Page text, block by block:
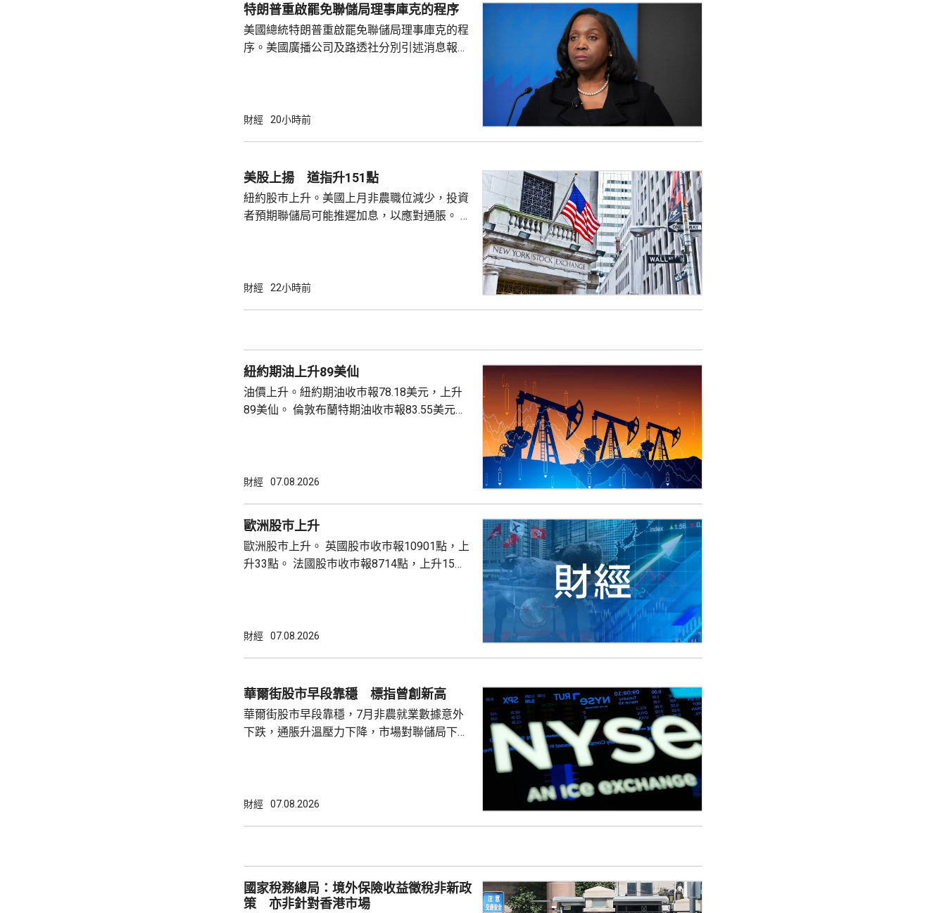
見，令外界質疑特朗普可能試圖影響聯儲局決
策。不過日程顯示，沃什6月沒與特朗普通話
或會談，只是與財長貝森特進行三次早餐
特朗普重啟罷免聯儲局理事庫克的程序
美國總統特朗普重啟罷免聯儲局理事庫克的程
序。美國廣播公司及路透社分別引述消息報
事的誠信產生質疑，因此特朗普正考慮撒銷她
何正當理由可以解除庫克的職務。 特朗普去年
8月底亦曾以欺詐抵押貸款為由，解除庫...
財經 20小時前
美股上揚 道指升151點
紐約股巿上升。美國上月非農職位減少，投資
者預期聯儲局可能推遲加息，以應對通脹。 道
上升47點。 總計整個星期，納指上升5.2%。
財經 22小時前
紐約期油上升89美仙
油價上升。紐約期油收巿報78.18美元，上升
89美仙。 倫敦布蘭特期油收巿報83.55美元，
財經 07.08.2026
歐洲股巿上升
歐洲股巿上升。 英國股巿收巿報10901點，上
升33點。 法國股巿收巿報8714點，上升15
財經 07.08.2026
華爾街股市早段靠穩 標指曾創新高
華爾街股市早段靠穩，7月非農就業數據意外
下跌，通脹升溫壓力下降，市場對聯儲局下月
53965點，升80點； 標準普爾500指數報7737
財經 07.08.2026
國家稅務總局：境外保險收益徵稅非新政
策 亦非針對香港市場